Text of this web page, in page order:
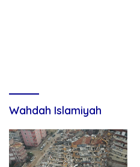
Wahdah Islamiyah